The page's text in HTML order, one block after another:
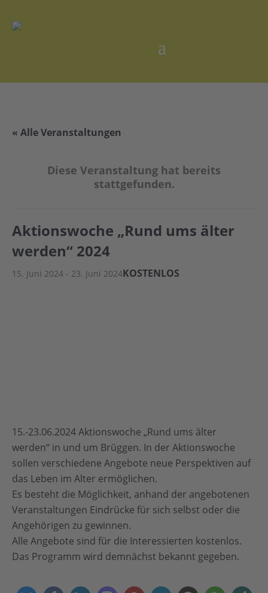
« Alle Veranstaltungen
Diese Veranstaltung hat bereits
stattgefunden.
Aktionswoche „Rund ums älter
werden“ 2024
15. Juni 2024 - 23. Juni 2024KOSTENLOS
15.-23.06.2024 Aktionswoche „Rund ums älter
werden“ in und um Brüggen. In der Aktionswoche
sollen verschiedene Angebote neue Perspektiven auf
das Leben im Alter ermöglichen.
Es besteht die Möglichkeit, anhand der angebotenen
Veranstaltungen Eindrücke für sich selbst oder die
Angehörigen zu gewinnen.
Alle Angebote sind für die Interessierten kostenlos.
Das Programm wird demnächst bekannt gegeben.